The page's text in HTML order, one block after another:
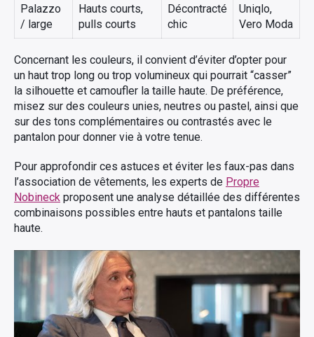
Palazzo
/ large
Hauts courts,
pulls courts
Décontracté
chic
Uniqlo,
Vero Moda
Concernant les couleurs, il convient d’éviter d’opter pour
un haut trop long ou trop volumineux qui pourrait “casser”
la silhouette et camoufler la taille haute. De préférence,
misez sur des couleurs unies, neutres ou pastel, ainsi que
sur des tons complémentaires ou contrastés avec le
pantalon pour donner vie à votre tenue.
Pour approfondir ces astuces et éviter les faux-pas dans
l’association de vêtements, les experts de Propre
Nobineck proposent une analyse détaillée des différentes
combinaisons possibles entre hauts et pantalons taille
haute.